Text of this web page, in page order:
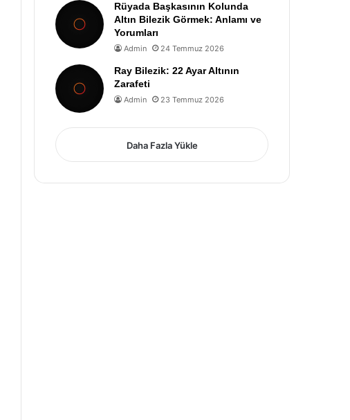
Rüyada Başkasının Kolunda
Altın Bilezik Görmek: Anlamı ve
Yorumları
Admin 24 Temmuz 2026
Ray Bilezik: 22 Ayar Altının
Zarafeti
Admin 23 Temmuz 2026
Daha Fazla Yükle